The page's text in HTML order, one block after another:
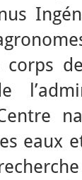
corps
eaux